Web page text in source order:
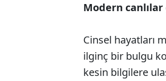
Modern
Cinsel hayatları
ilginç bir bulgu
kesin bilgilere